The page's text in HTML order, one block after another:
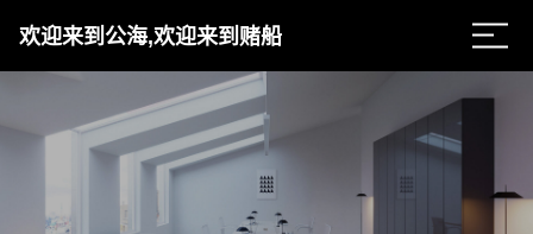
欢迎来到公海,欢迎来到赌船